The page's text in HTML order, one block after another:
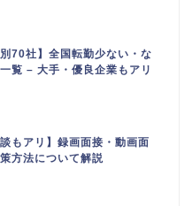
別70社】全国転勤少ない・な
覧 – 大手・優良企業もアリ
談もアリ】録画面接・動画面
方法について解説